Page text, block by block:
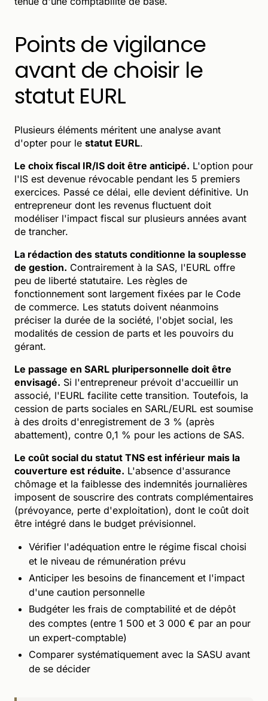
Points de vigilance
avant de choisir le
statut EURL
Plusieurs éléments méritent une analyse avant
d'opter pour le statut EURL.
Le choix fiscal IR/IS doit être anticipé. L'option pour
l'IS est devenue révocable pendant les 5 premiers
exercices. Passé ce délai, elle devient définitive. Un
entrepreneur dont les revenus fluctuent doit
modéliser l'impact fiscal sur plusieurs années avant
de trancher.
La rédaction des statuts conditionne la souplesse
de gestion. Contrairement à la SAS, l'EURL offre
peu de liberté statutaire. Les règles de
fonctionnement sont largement fixées par le Code
de commerce. Les statuts doivent néanmoins
préciser la durée de la société, l'objet social, les
modalités de cession de parts et les pouvoirs du
gérant.
Le passage en SARL pluripersonnelle doit être
envisagé. Si l'entrepreneur prévoit d'accueillir un
associé, l'EURL facilite cette transition. Toutefois, la
cession de parts sociales en SARL/EURL est soumise
à des droits d'enregistrement de 3 % (après
abattement), contre 0,1 % pour les actions de SAS.
Le coût social du statut TNS est inférieur mais la
couverture est réduite. L'absence d'assurance
chômage et la faiblesse des indemnités journalières
imposent de souscrire des contrats complémentaires
(prévoyance, perte d'exploitation), dont le coût doit
être intégré dans le budget prévisionnel.
Vérifier l'adéquation entre le régime fiscal choisi
et le niveau de rémunération prévu
Anticiper les besoins de financement et l'impact
d'une caution personnelle
Budgéter les frais de comptabilité et de dépôt
des comptes (entre 1 500 et 3 000 € par an pour
un expert-comptable)
Comparer systématiquement avec la SASU avant
de se décider